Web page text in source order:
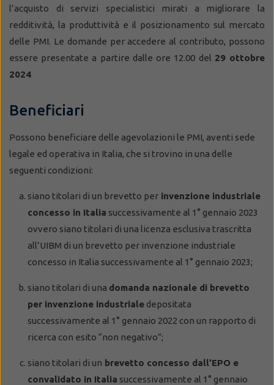
l’acquisto di servizi specialistici mirati a migliorare la
redditività, la produttività e il posizionamento sul mercato
delle PMI. Le domande per accedere al contributo, possono
essere presentate a partire dalle ore 12.00 del 29 ottobre
2024
Beneficiari
Possono beneficiare delle agevolazioni le PMI, aventi sede
legale ed operativa in Italia, che si trovino in una delle
seguenti condizioni:
siano titolari di un brevetto per invenzione industriale
concesso in Italia successivamente al 1° gennaio 2023
ovvero siano titolari di una licenza esclusiva trascritta
all’UIBM di un brevetto per invenzione industriale
concesso in Italia successivamente al 1° gennaio 2023;
siano titolari di una domanda nazionale di brevetto
per invenzione industriale depositata
successivamente al 1° gennaio 2022 con un rapporto di
ricerca con esito “non negativo”;
siano titolari di un brevetto concesso dall’EPO e
convalidato in Italia successivamente al 1° gennaio